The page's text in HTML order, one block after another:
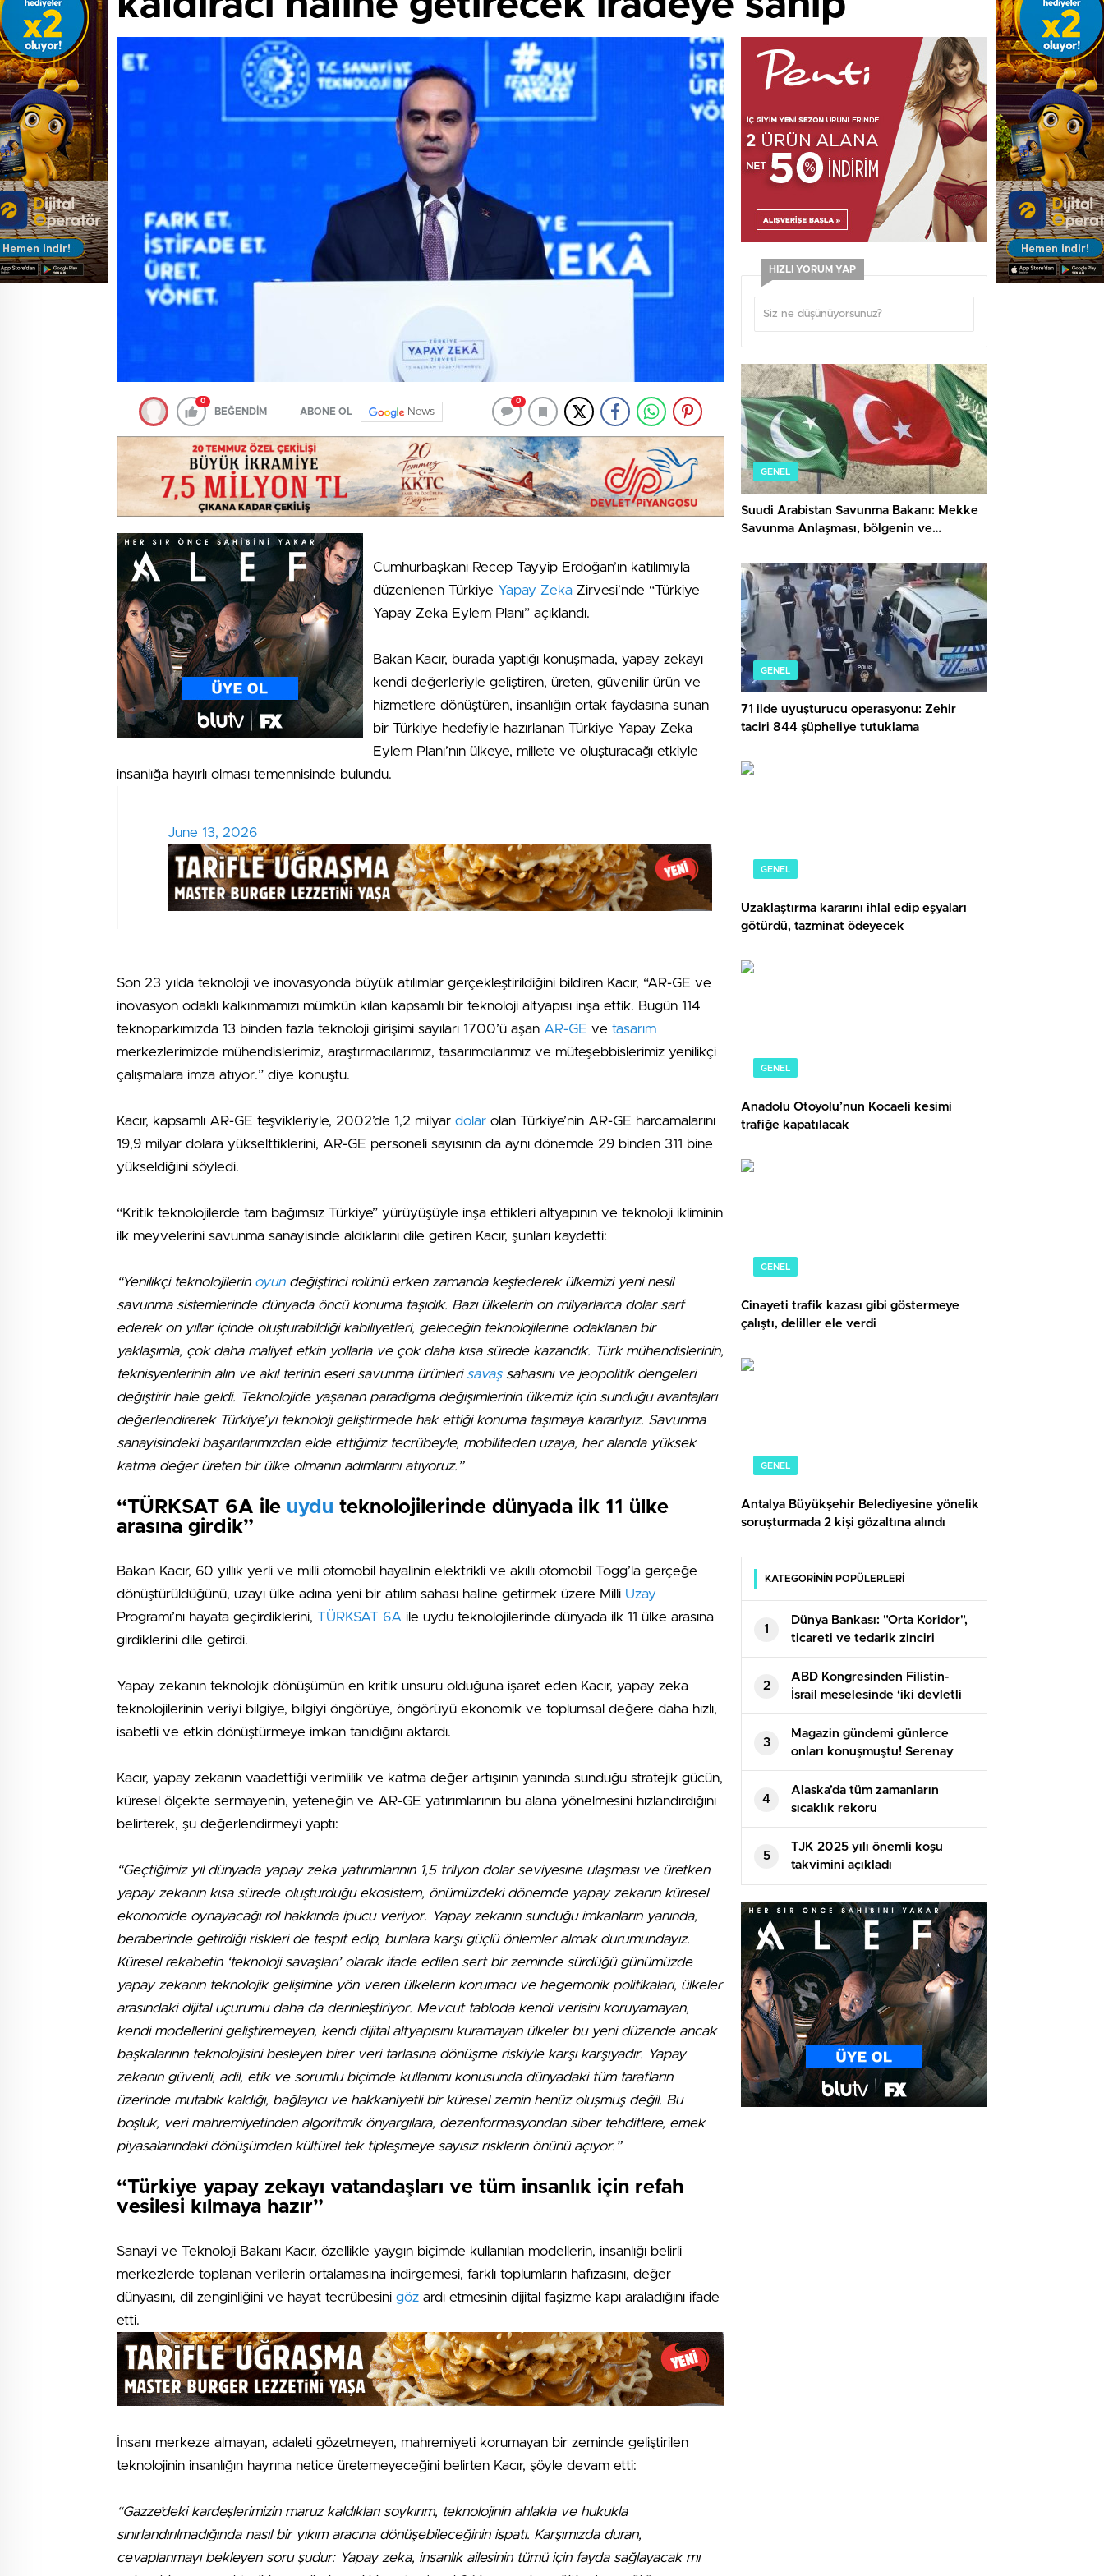
0
BEĞENDİM ABONE OL News
0
Cumhurbaşkanı Recep Tayyip Erdoğan’ın katılımıyla
düzenlenen Türkiye Yapay Zeka Zirvesi’nde “Türkiye
Yapay Zeka Eylem Planı” açıklandı.
Bakan Kacır, burada yaptığı konuşmada, yapay zekayı
kendi değerleriyle geliştiren, üreten, güvenilir ürün ve
hizmetlere dönüştüren, insanlığın ortak faydasına sunan
bir Türkiye hedefiyle hazırlanan Türkiye Yapay Zeka
Eylem Planı’nın ülkeye, millete ve oluşturacağı etkiyle
insanlığa hayırlı olması temennisinde bulundu.
June 13, 2026
Son 23 yılda teknoloji ve inovasyonda büyük atılımlar gerçekleştirildiğini bildiren Kacır, “AR-GE ve
inovasyon odaklı kalkınmamızı mümkün kılan kapsamlı bir teknoloji altyapısı inşa ettik. Bugün 114
teknoparkımızda 13 binden fazla teknoloji girişimi sayıları 1700’ü aşan AR-GE ve tasarım
merkezlerimizde mühendislerimiz, araştırmacılarımız, tasarımcılarımız ve müteşebbislerimiz yenilikçi
çalışmalara imza atıyor.” diye konuştu.
Kacır, kapsamlı AR-GE teşvikleriyle, 2002’de 1,2 milyar dolar olan Türkiye’nin AR-GE harcamalarını
19,9 milyar dolara yükselttiklerini, AR-GE personeli sayısının da aynı dönemde 29 binden 311 bine
yükseldiğini söyledi.
“Kritik teknolojilerde tam bağımsız Türkiye” yürüyüşüyle inşa ettikleri altyapının ve teknoloji ikliminin
ilk meyvelerini savunma sanayisinde aldıklarını dile getiren Kacır, şunları kaydetti:
“Yenilikçi teknolojilerin oyundeğiştirici rolünü erken zamanda keşfederek ülkemizi yeni nesil
savunma sistemlerinde dünyada öncü konuma taşıdık. Bazı ülkelerin on milyarlarca dolar sarf
ederek on yıllar içinde oluşturabildiği kabiliyetleri, geleceğin teknolojilerine odaklanan bir
yaklaşımla, çok daha maliyet etkin yollarla ve çok daha kısa sürede kazandık. Türk mühendislerinin,
teknisyenlerinin alın ve akıl terinin eseri savunma ürünlerisavaşsahasını ve jeopolitik dengeleri
değiştirir hale geldi. Teknolojide yaşanan paradigma değişimlerinin ülkemiz için sunduğu avantajları
değerlendirerek Türkiye’yi teknoloji geliştirmede hak ettiği konuma taşımaya kararlıyız. Savunma
sanayisindeki başarılarımızdan elde ettiğimiz tecrübeyle, mobiliteden uzaya, her alanda yüksek
katma değer üreten bir ülke olmanın adımlarını atıyoruz.”
“TÜRKSAT 6A ile uydu teknolojilerinde dünyada ilk 11 ülke
arasına girdik”
Bakan Kacır, 60 yıllık yerli ve milli otomobil hayalinin elektrikli ve akıllı otomobil Togg’la gerçeğe
dönüştürüldüğünü, uzayı ülke adına yeni bir atılım sahası haline getirmek üzere Milli Uzay
Programı’nı hayata geçirdiklerini, TÜRKSAT 6A ile uydu teknolojilerinde dünyada ilk 11 ülke arasına
girdiklerini dile getirdi.
Yapay zekanın teknolojik dönüşümün en kritik unsuru olduğuna işaret eden Kacır, yapay zeka
teknolojilerinin veriyi bilgiye, bilgiyi öngörüye, öngörüyü ekonomik ve toplumsal değere daha hızlı,
isabetli ve etkin dönüştürmeye imkan tanıdığını aktardı.
Kacır, yapay zekanın vaadettiği verimlilik ve katma değer artışının yanında sunduğu stratejik gücün,
küresel ölçekte sermayenin, yeteneğin ve AR-GE yatırımlarının bu alana yönelmesini hızlandırdığını
belirterek, şu değerlendirmeyi yaptı:
“Geçtiğimiz yıl dünyada yapay zeka yatırımlarının 1,5 trilyon dolar seviyesine ulaşması ve üretken
yapay zekanın kısa sürede oluşturduğu ekosistem, önümüzdeki dönemde yapay zekanın küresel
ekonomide oynayacağı rol hakkında ipucu veriyor. Yapay zekanın sunduğu imkanların yanında,
beraberinde getirdiği riskleri de tespit edip, bunlara karşı güçlü önlemler almak durumundayız.
Küresel rekabetin ‘teknoloji savaşları’ olarak ifade edilen sert bir zeminde sürdüğü günümüzde
yapay zekanın teknolojik gelişimine yön veren ülkelerin korumacı ve hegemonik politikaları, ülkeler
arasındaki dijital uçurumu daha da derinleştiriyor. Mevcut tabloda kendi verisini koruyamayan,
kendi modellerini geliştiremeyen, kendi dijital altyapısını kuramayan ülkeler bu yeni düzende ancak
başkalarının teknolojisini besleyen birer veri tarlasına dönüşme riskiyle karşı karşıyadır. Yapay
zekanın güvenli, adil, etik ve sorumlu biçimde kullanımı konusunda dünyadaki tüm tarafların
üzerinde mutabık kaldığı, bağlayıcı ve hakkaniyetli bir küresel zemin henüz oluşmuş değil. Bu
boşluk, veri mahremiyetinden algoritmik önyargılara, dezenformasyondan siber tehditlere, emek
piyasalarındaki dönüşümden kültürel tek tipleşmeye sayısız risklerin önünü açıyor.”
“Türkiye yapay zekayı vatandaşları ve tüm insanlık için refah
vesilesi kılmaya hazır”
Sanayi ve Teknoloji Bakanı Kacır, özellikle yaygın biçimde kullanılan modellerin, insanlığı belirli
merkezlerde toplanan verilerin ortalamasına indirgemesi, farklı toplumların hafızasını, değer
dünyasını, dil zenginliğini ve hayat tecrübesini göz ardı etmesinin dijital faşizme kapı araladığını ifade
etti.
İnsanı merkeze almayan, adaleti gözetmeyen, mahremiyeti korumayan bir zeminde geliştirilen
teknolojinin insanlığın hayrına netice üretemeyeceğini belirten Kacır, şöyle devam etti:
“Gazze’deki kardeşlerimizin maruz kaldıkları soykırım, teknolojinin ahlakla ve hukukla
sınırlandırılmadığında nasıl bir yıkım aracına dönüşebileceğinin ispatı. Karşımızda duran,
cevaplanmayı bekleyen soru şudur: Yapay zeka, insanlık ailesinin tümü için fayda sağlayacak mı
HIZLI YORUM YAP
GENEL
Suudi Arabistan Savunma Bakanı: Mekke
Savunma Anlaşması, bölgenin ve
GENEL
71 ilde uyuşturucu operasyonu: Zehir
taciri 844 şüpheliye tutuklama
GENEL
Uzaklaştırma kararını ihlal edip eşyaları
götürdü, tazminat ödeyecek
GENEL
Anadolu Otoyolu’nun Kocaeli kesimi
trafiğe kapatılacak
GENEL
Cinayeti trafik kazası gibi göstermeye
çalıştı, deliller ele verdi
GENEL
Antalya Büyükşehir Belediyesine yönelik
soruşturmada 2 kişi gözaltına alındı
KATEGORİNİN POPÜLERLERİ
1
Dünya Bankası: "Orta Koridor",
ticareti ve tedarik zinciri
direncini artırabilir
2
ABD Kongresinden Filistin-
İsrail meselesinde ‘iki devletli
çözüme’ destek
3
Magazin gündemi günlerce
onları konuşmuştu! Serenay
Sarıkaya ve Mert Demir el ele
görüntülendi…
4
Alaska’da tüm zamanların
sıcaklık rekoru
5
TJK 2025 yılı önemli koşu
takvimini açıkladı